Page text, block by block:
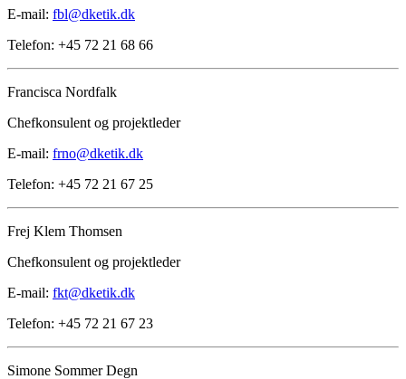
E-mail: fbl@dketik.dk
Telefon: +45 72 21 68 66
Francisca Nordfalk
Chefkonsulent og projektleder
E-mail: frno@dketik.dk
Telefon: +45 72 21 67 25
Frej Klem Thomsen
Chefkonsulent og projektleder
E-mail: fkt@dketik.dk
Telefon: +45 72 21 67 23
Simone Sommer Degn